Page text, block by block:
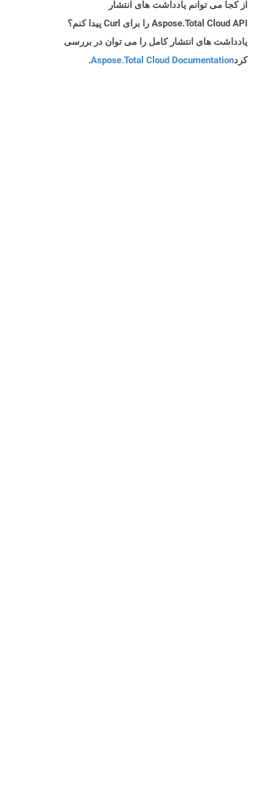
از کجا می توانم یادداشت های انتشار
Aspose.Total Cloud API را برای Curl پیدا کنم؟
یادداشت های انتشار کامل را می توان در بررسی
کردAspose.Total Cloud Documentation
.